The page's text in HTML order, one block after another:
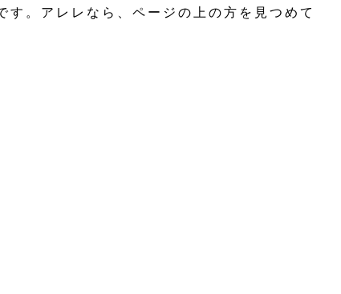
。アレレなら、ページの上の方を見つめて